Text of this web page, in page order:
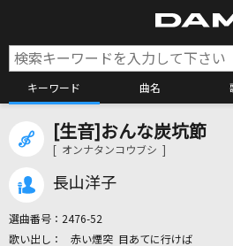
キーワード 曲名
カラオケ検索
[生音]おんな炭坑節
[ オンナタンコウブシ ]
長山洋子
選曲番号： 2476-52
赤い煙突 目あてに行けば